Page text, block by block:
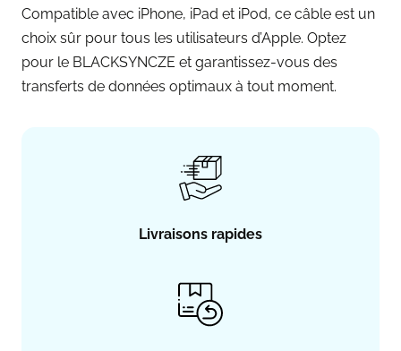
Compatible avec iPhone, iPad et iPod, ce câble est un
choix sûr pour tous les utilisateurs d’Apple. Optez
pour le BLACKSYNCZE et garantissez-vous des
transferts de données optimaux à tout moment.
Livraisons rapides